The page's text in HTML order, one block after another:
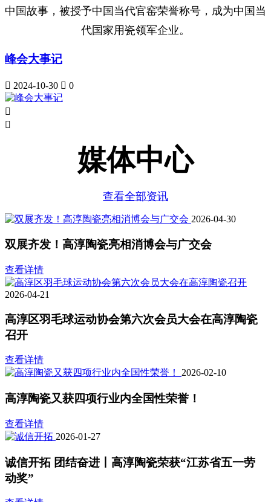
中国故事，被授予中国当代官窑荣誉称号，成为中国当
代国家用瓷领军企业。
峰会大事记
 2024-10-30  0


媒体中心
查看全部资讯
2026-04-30
双展齐发！高淳陶瓷亮相消博会与广交会
查看详情
2026-04-21
高淳区羽毛球运动协会第六次会员大会在高淳陶瓷
召开
查看详情
2026-02-10
高淳陶瓷又获四项行业内全国性荣誉！
查看详情
2026-01-27
诚信开拓 团结奋进丨高淳陶瓷荣获“江苏省五一劳
动奖”